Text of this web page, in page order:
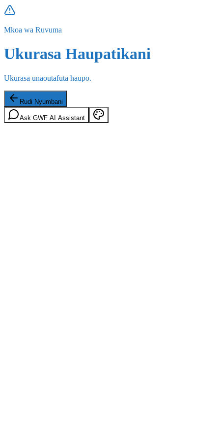
Mkoa wa Ruvuma
Ukurasa Haupatikani
Ukurasa unaoutafuta haupo.
Rudi Nyumbani
Ask GWF AI Assistant